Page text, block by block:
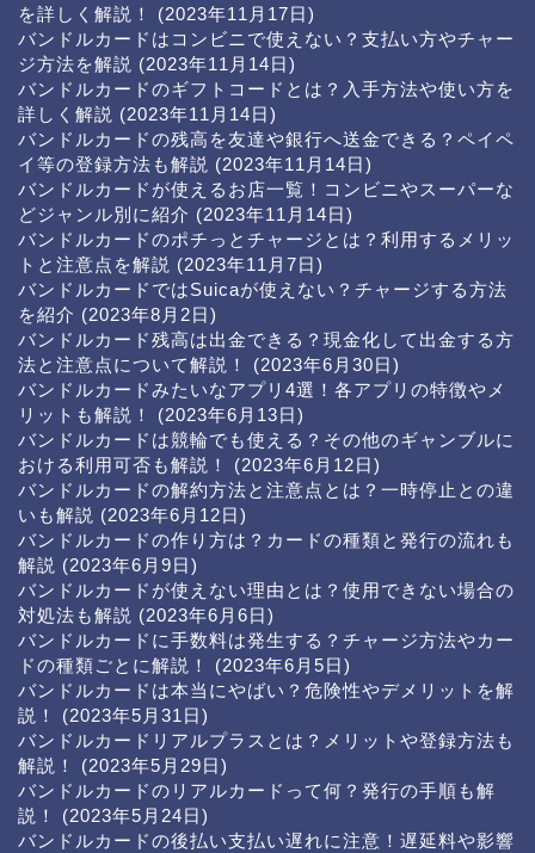
を詳しく解説！
(2023年11月17日)
バンドルカードはコンビニで使えない？支払い方やチャー
ジ方法を解説 (2023年11月14日)
バンドルカードのギフトコードとは？入手方法や使い方を
詳しく解説 (2023年11月14日)
バンドルカードの残高を友達や銀行へ送金できる？ペイペ
イ等の登録方法も解説 (2023年11月14日)
バンドルカードが使えるお店一覧！コンビニやスーパーな
どジャンル別に紹介 (2023年11月14日)
バンドルカードのポチっとチャージとは？利用するメリッ
トと注意点を解説 (2023年11月7日)
バンドルカードではSuicaが使えない？チャージする方法
を紹介 (2023年8月2日)
バンドルカード残高は出金できる？現金化して出金する方
法と注意点について解説！
(2023年6月30日)
バンドルカードみたいなアプリ4選！各アプリの特徴やメ
リットも解説！
(2023年6月13日)
バンドルカードは競輪でも使える？その他のギャンブルに
おける利用可否も解説！
(2023年6月12日)
バンドルカードの解約方法と注意点とは？一時停止との違
いも解説 (2023年6月12日)
バンドルカードの作り方は？カードの種類と発行の流れも
解説 (2023年6月9日)
バンドルカードが使えない理由とは？使用できない場合の
対処法も解説 (2023年6月6日)
バンドルカードに手数料は発生する？チャージ方法やカー
ドの種類ごとに解説！
(2023年6月5日)
バンドルカードは本当にやばい？危険性やデメリットを解
説！
(2023年5月31日)
バンドルカードリアルプラスとは？メリットや登録方法も
解説！
(2023年5月29日)
バンドルカードのリアルカードって何？発行の手順も解
説！
(2023年5月24日)
バンドルカードの後払い支払い遅れに注意！遅延料や影響